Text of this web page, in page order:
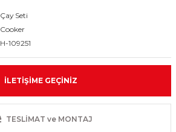
Çay Seti
Cooker
H-109251
İLETIŞIME GEÇINIZ
TESLİMAT ve MONTAJ